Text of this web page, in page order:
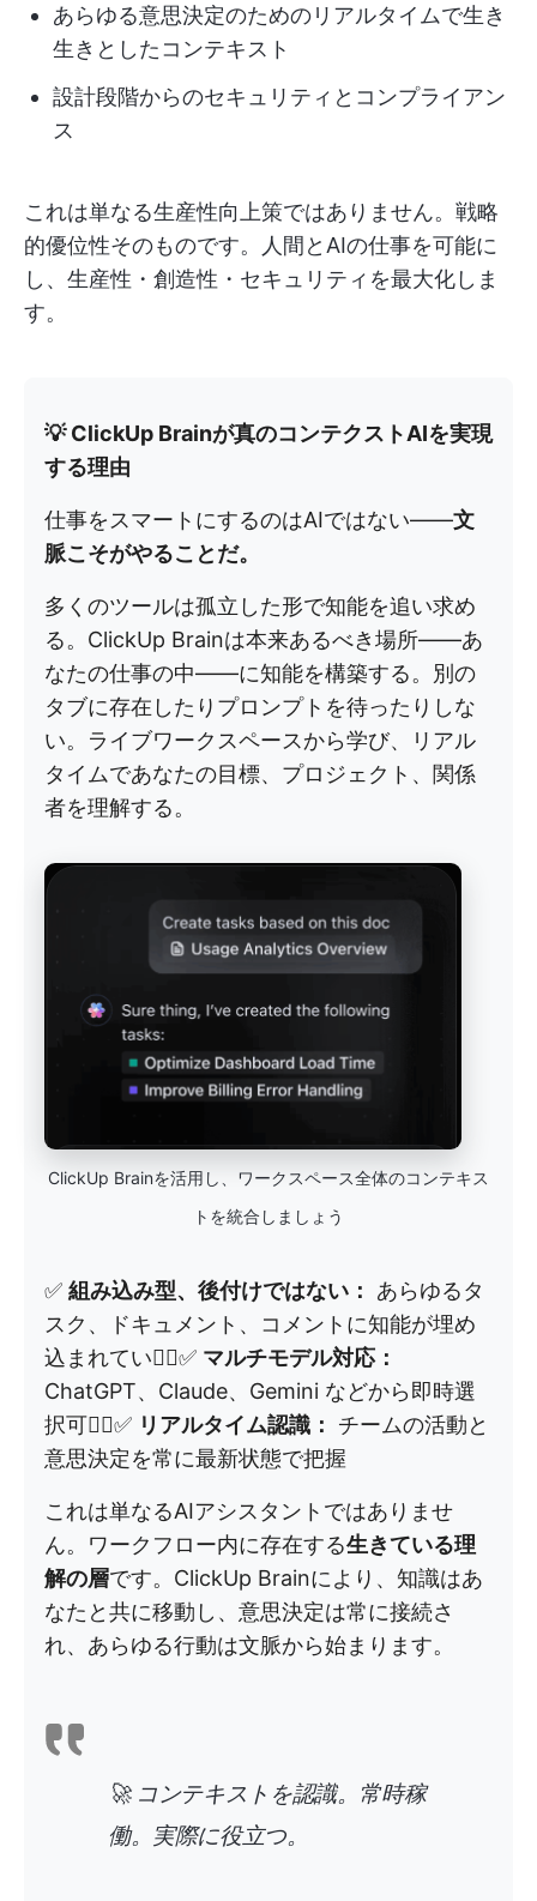
あらゆる意思決定のためのリアルタイムで生き
生きとしたコンテキスト
設計段階からのセキュリティとコンプライアン
ス
これは単なる生産性向上策ではありません。戦略
的優位性そのものです。人間とAIの仕事を可能に
し、生産性・創造性・セキュリティを最大化しま
す。
💡 ClickUp Brainが真のコンテクストAIを実現
する理由
仕事をスマートにするのはAIではない——文
脈こそがやることだ。
多くのツールは孤立した形で知能を追い求め
る。ClickUp Brainは本来あるべき場所——あ
なたの仕事の中——に知能を構築する。別の
タブに存在したりプロンプトを待ったりしな
い。ライブワークスペースから学び、リアル
タイムであなたの目標、プロジェクト、関係
者を理解する。
ClickUp Brainを活用し、ワークスペース全体のコンテキス
トを統合しましょう
✅ 組み込み型、後付けではない：
あらゆるタ
スク、ドキュメント、コメントに知能が埋め
込まれている⃟✅ マルチモデル対応：
ChatGPT、Claude、Gemini などから即時選
択可能⃟✅ リアルタイム認識：
チームの活動と
意思決定を常に最新状態で把握
これは単なるAIアシスタントではありませ
ん。ワークフロー内に存在する生きている理
解の層です。ClickUp Brainにより、知識はあ
なたと共に移動し、意思決定は常に接続さ
れ、あらゆる行動は文脈から始まります。
🚀 コンテキストを認識。常時稼
働。実際に役立つ。